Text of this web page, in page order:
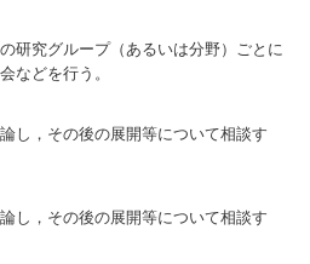
研究グループ（あるいは分野）ごとに
などを行う。
し，その後の展開等について相談す
し，その後の展開等について相談す